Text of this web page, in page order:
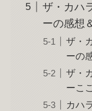
ザ・カハ
ーの感想
ザ・
ーの
ザ・
ーこ
カハ